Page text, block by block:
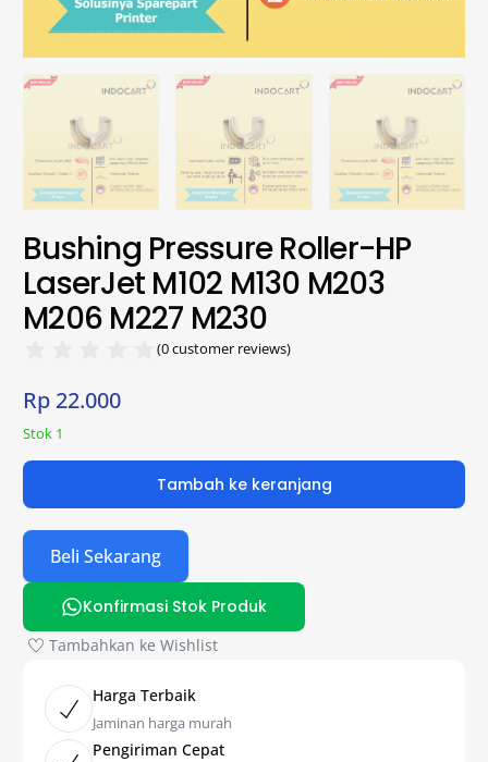
Bushing Pressure Roller-HP
LaserJet M102 M130 M203
M206 M227 M230
(0customer reviews)
Rp 22.000
Stok 1
Tambah ke keranjang
Beli Sekarang
Konfirmasi Stok Produk
Tambahkan ke Wishlist
Harga Terbaik
Jaminan harga murah
Pengiriman Cepat